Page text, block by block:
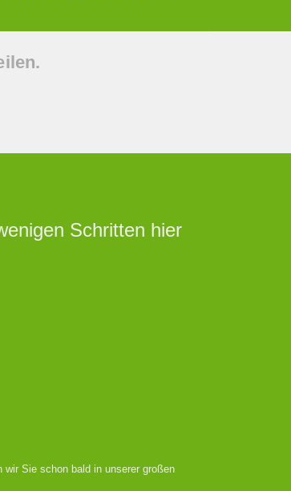
Schritten hier
Sie schon bald in unserer großen